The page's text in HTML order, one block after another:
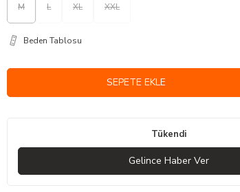
M L XL XXL
Beden Tablosu
SEPETE EKLE
Tükendi
Gelince Haber Ver